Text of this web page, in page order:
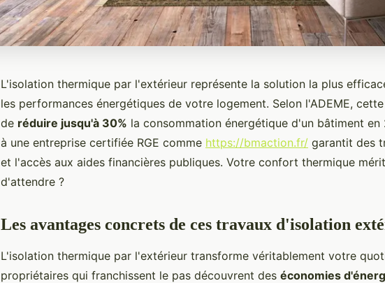
L'isolation thermique par l'extérieur représente la solution la plus
les performances énergétiques de votre logement. Selon l'ADEME,
de réduire jusqu'à 30% la consommation énergétique d'un bâtiment en
à une entreprise certifiée RGE comme https://bmaction.fr/ garantit des
et l'accès aux aides financières publiques. Votre confort thermique
d'attendre ?
Les avantages concrets de ces travaux d'isolation
L'isolation thermique par l'extérieur transforme véritablement votre
propriétaires qui franchissent le pas découvrent des économies